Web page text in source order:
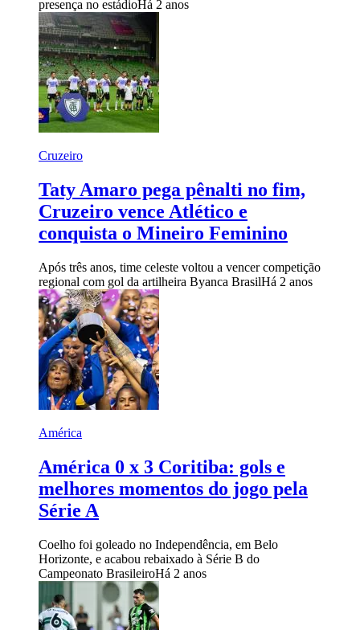
presença no estádioHá 2 anos
Cruzeiro
Taty Amaro pega pênalti no fim,
Cruzeiro vence Atlético e
conquista o Mineiro Feminino
Após três anos, time celeste voltou a vencer competição
regional com gol da artilheira Byanca BrasilHá 2 anos
América
América 0 x 3 Coritiba: gols e
melhores momentos do jogo pela
Série A
Coelho foi goleado no Independência, em Belo
Horizonte, e acabou rebaixado à Série B do
Campeonato BrasileiroHá 2 anos